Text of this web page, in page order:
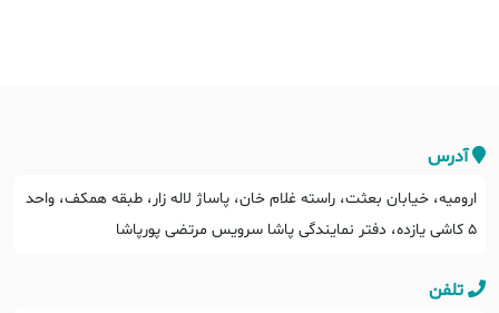
آدرس
ارومیه، خیابان بعثت، راسته غلام خان، پاساژ لاله زار، طبقه همکف، واحد
5 کاشی یازده، دفتر نمایندگی پاشا سرویس مرتضی پورپاشا
تلفن